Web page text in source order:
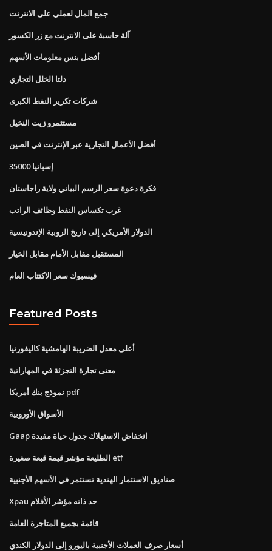
جمع المال لعملي على الانترنت
آلة حاسبة على الانترنت مع زر الكسور
أفضل بنس معلومات الأسهم
دلتا الخلل التجاري
شركات تكرير النفط الكبرى
مستثمرو زيت النخيل
أفضل الأعمال التجارية عبر الإنترنت في الصين
إسبانيا 35000
فكرة دعوة سعر الرسم البياني ولاية راجاستان
غرب تكساس النفط وظائف الراتب
الدولار الأمريكي إلى تاريخ الروبية الإندونيسية
المستقبل مقابل الأمام مقابل الخيار
فيسبوك سعر الاكتتاب العام
Featured Posts
أعلى معدل الضريبة الهامشية كاليفورنيا
معنى تجارة التجزئة في المهاراتية
نموذج بنك أمريكا pdf
الأسواق الأوروبية
Gaap انخفاض الاستهلاك جدول حياة مفيدة
الطليعة مؤشر قيمة قبعة صغيرة etf
صناديق الاستثمار الهندية تستثمر في الأسهم الأجنبية
Xpau حد ذاته مؤشر الأفلام
قائمة بجميع المتاجرة العامة
أسعار صرف العملات الأجنبية باليورو إلى الدولار الكندي